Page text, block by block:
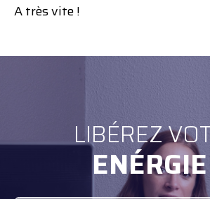
A très vite !
LIBÉREZ